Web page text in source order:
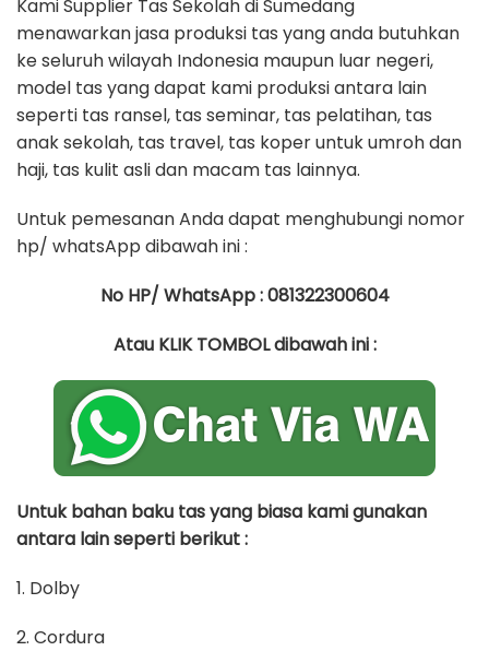
Kami Supplier Tas Sekolah di Sumedang
menawarkan jasa produksi tas yang anda butuhkan
ke seluruh wilayah Indonesia maupun luar negeri,
model tas yang dapat kami produksi antara lain
seperti tas ransel, tas seminar, tas pelatihan, tas
anak sekolah, tas travel, tas koper untuk umroh dan
haji, tas kulit asli dan macam tas lainnya.
Untuk pemesanan Anda dapat menghubungi nomor
hp/ whatsApp dibawah ini :
No HP/ WhatsApp : 081322300604
Atau KLIK TOMBOL dibawah ini :
Untuk bahan baku tas yang biasa kami gunakan
antara lain seperti berikut :
1. Dolby
2. Cordura